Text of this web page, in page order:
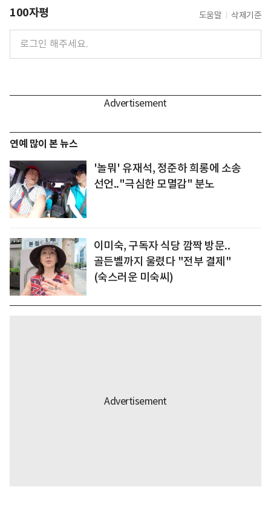
100자평 도움말 삭제기준
연예 많이 본 뉴스
'놀뭐' 유재석, 정준하 희롱에 소송
선언.."극심한 모멸감" 분노
이미숙, 구독자 식당 깜짝 방문..
골든벨까지 울렸다 "전부 결제"
(숙스러운 미숙씨)